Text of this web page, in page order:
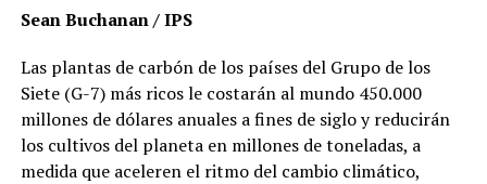
Sean Buchanan / IPS
Las plantas de carbón de los países del Grupo de los
Siete (G-7) más ricos le costarán al mundo 450.000
millones de dólares anuales a fines de siglo y reducirán
los cultivos del planeta en millones de toneladas, a
medida que aceleren el ritmo del cambio climático,